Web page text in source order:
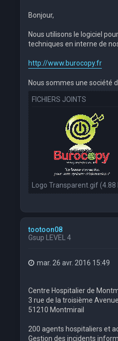
Bonjour,
Nous utilisons le logiciel
techniques en interne de
http://www.burocopy.fr
Nous sommes une société
FICHIERS JOINTS
Logo Transparent.gif
tootoon08
Gsup LEVEL 4
mar. 26 avr. 2016 15:49
Centre Hospitalier de
3 rue de la troisième Avenue
51210 Montmirail
200 agents hospitaliers et
Gestion des incidents